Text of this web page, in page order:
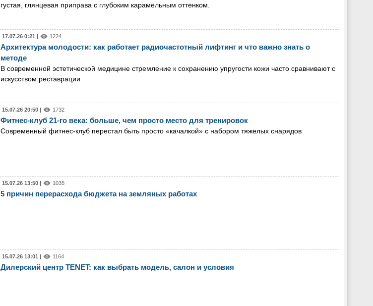
густая, глянцевая приправа с глубоким карамельным оттенком.
17.07.26 0:21 | 1224
Архитектура молодости: как работает радиочастотный лифтинг и что важно знать о
методе
В современной эстетической медицине стремление к сохранению упругости кожи часто сравнивают с
искусством реставрации
15.07.26 20:50 | 1732
Фитнес-клуб 21-го века: больше, чем просто место для тренировок
Современный фитнес-клуб перестал быть просто «качалкой» с набором тяжелых снарядов
15.07.26 13:50 | 1035
5 причин перерасхода бюджета на земляных работах
15.07.26 13:01 | 1164
Дилерский центр TENET: как выбрать модель, салон и условия